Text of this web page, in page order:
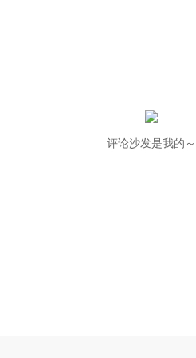
评论沙发是我的～